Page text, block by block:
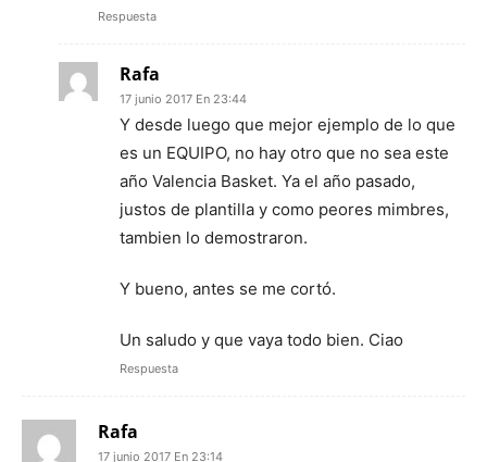
Respuesta
Rafa
17 junio 2017 En 23:44
Y desde luego que mejor ejemplo de lo que
es un EQUIPO, no hay otro que no sea este
año Valencia Basket. Ya el año pasado,
justos de plantilla y como peores mimbres,
tambien lo demostraron.
Y bueno, antes se me cortó.
Un saludo y que vaya todo bien. Ciao
Respuesta
Rafa
17 junio 2017 En 23:14